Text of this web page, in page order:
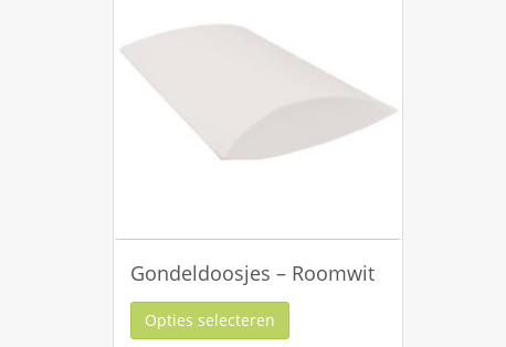
Gondeldoosjes – Roomwit
Opties selecteren